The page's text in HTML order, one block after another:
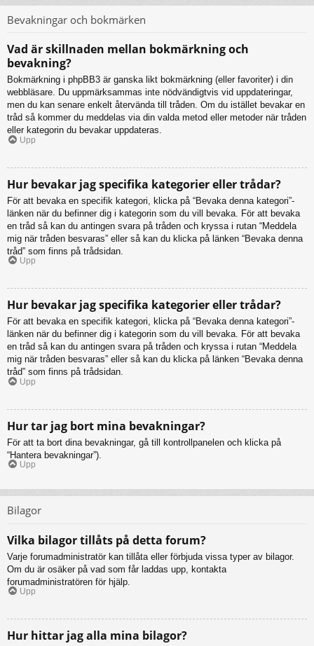
Bevakningar och bokmärken
Vad är skillnaden mellan bokmärkning och
bevakning?
Bokmärkning i phpBB3 är ganska likt bokmärkning (eller favoriter) i din
webbläsare. Du uppmärksammas inte nödvändigtvis vid uppdateringar,
men du kan senare enkelt återvända till tråden. Om du istället bevakar en
tråd så kommer du meddelas via din valda metod eller metoder när tråden
eller kategorin du bevakar uppdateras.
Upp
Hur bevakar jag specifika kategorier eller trådar?
För att bevaka en specifik kategori, klicka på “Bevaka denna kategori”-
länken när du befinner dig i kategorin som du vill bevaka. För att bevaka
en tråd så kan du antingen svara på tråden och kryssa i rutan “Meddela
mig när tråden besvaras” eller så kan du klicka på länken “Bevaka denna
tråd” som finns på trådsidan.
Upp
Hur bevakar jag specifika kategorier eller trådar?
För att bevaka en specifik kategori, klicka på “Bevaka denna kategori”-
länken när du befinner dig i kategorin som du vill bevaka. För att bevaka
en tråd så kan du antingen svara på tråden och kryssa i rutan “Meddela
mig när tråden besvaras” eller så kan du klicka på länken “Bevaka denna
tråd” som finns på trådsidan.
Upp
Hur tar jag bort mina bevakningar?
För att ta bort dina bevakningar, gå till kontrollpanelen och klicka på
“Hantera bevakningar”).
Upp
Bilagor
Vilka bilagor tillåts på detta forum?
Varje forumadministratör kan tillåta eller förbjuda vissa typer av bilagor.
Om du är osäker på vad som får laddas upp, kontakta
forumadministratören för hjälp.
Upp
Hur hittar jag alla mina bilagor?